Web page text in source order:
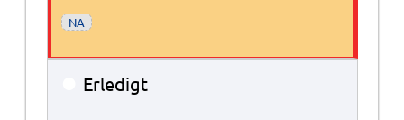
NA
Erledigt